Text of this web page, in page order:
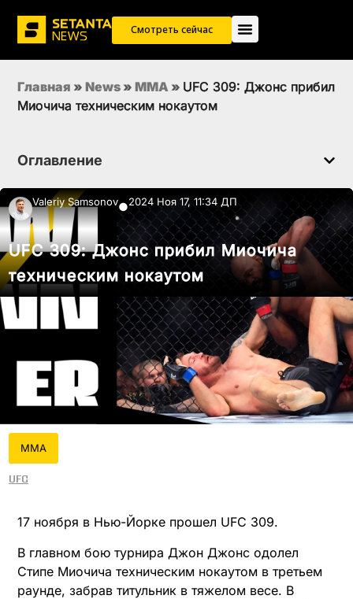
Смотреть сейчас
Главная » News » MMA » UFC 309: Джонс прибил
Миочича техническим нокаутом
Оглавление
Valeriy Samsonov●2024 Ноя 17, 11:34 ДП
UFC 309: Джонс прибил Миочича
техническим нокаутом
MMA
UFC
17 ноября в Нью-Йорке прошел UFC 309.
В главном бою турнира Джон Джонс одолел
Стипе Миочича техническим нокаутом в третьем
раунде, забрав титульник в тяжелом весе. В